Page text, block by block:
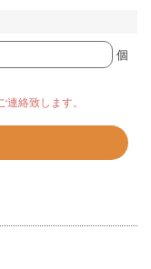
個
絡致します。